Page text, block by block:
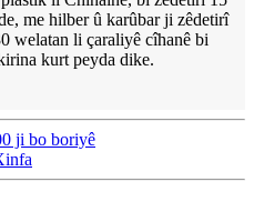
me hilber û karûbar ji zêdetirî
welatan li çaraliyê cîhanê bi
kurt peyda dike.
ji bo boriyê